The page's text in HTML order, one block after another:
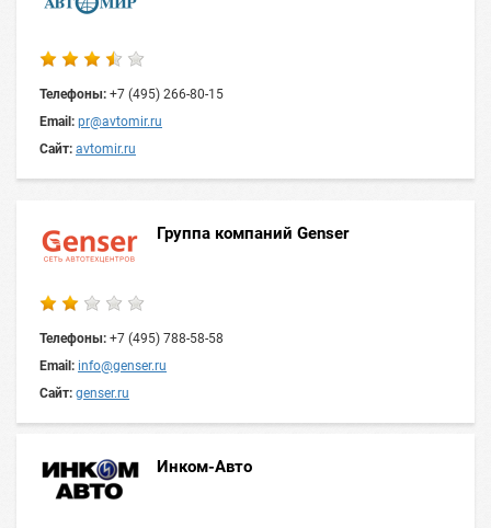
Телефоны: +7 (495) 266-80-15
Email: pr@avtomir.ru
Сайт: avtomir.ru
Группа компаний Genser
Телефоны: +7 (495) 788-58-58
Email: info@genser.ru
Сайт: genser.ru
Инком-Авто